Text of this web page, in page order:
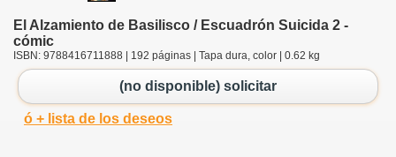
El Alzamiento de Basilisco / Escuadrón Suicida 2 -
cómic
ISBN: 9788416711888 | 192 páginas | Tapa dura, color | 0.62 kg
(no disponible) solicitar
ó + lista de los deseos